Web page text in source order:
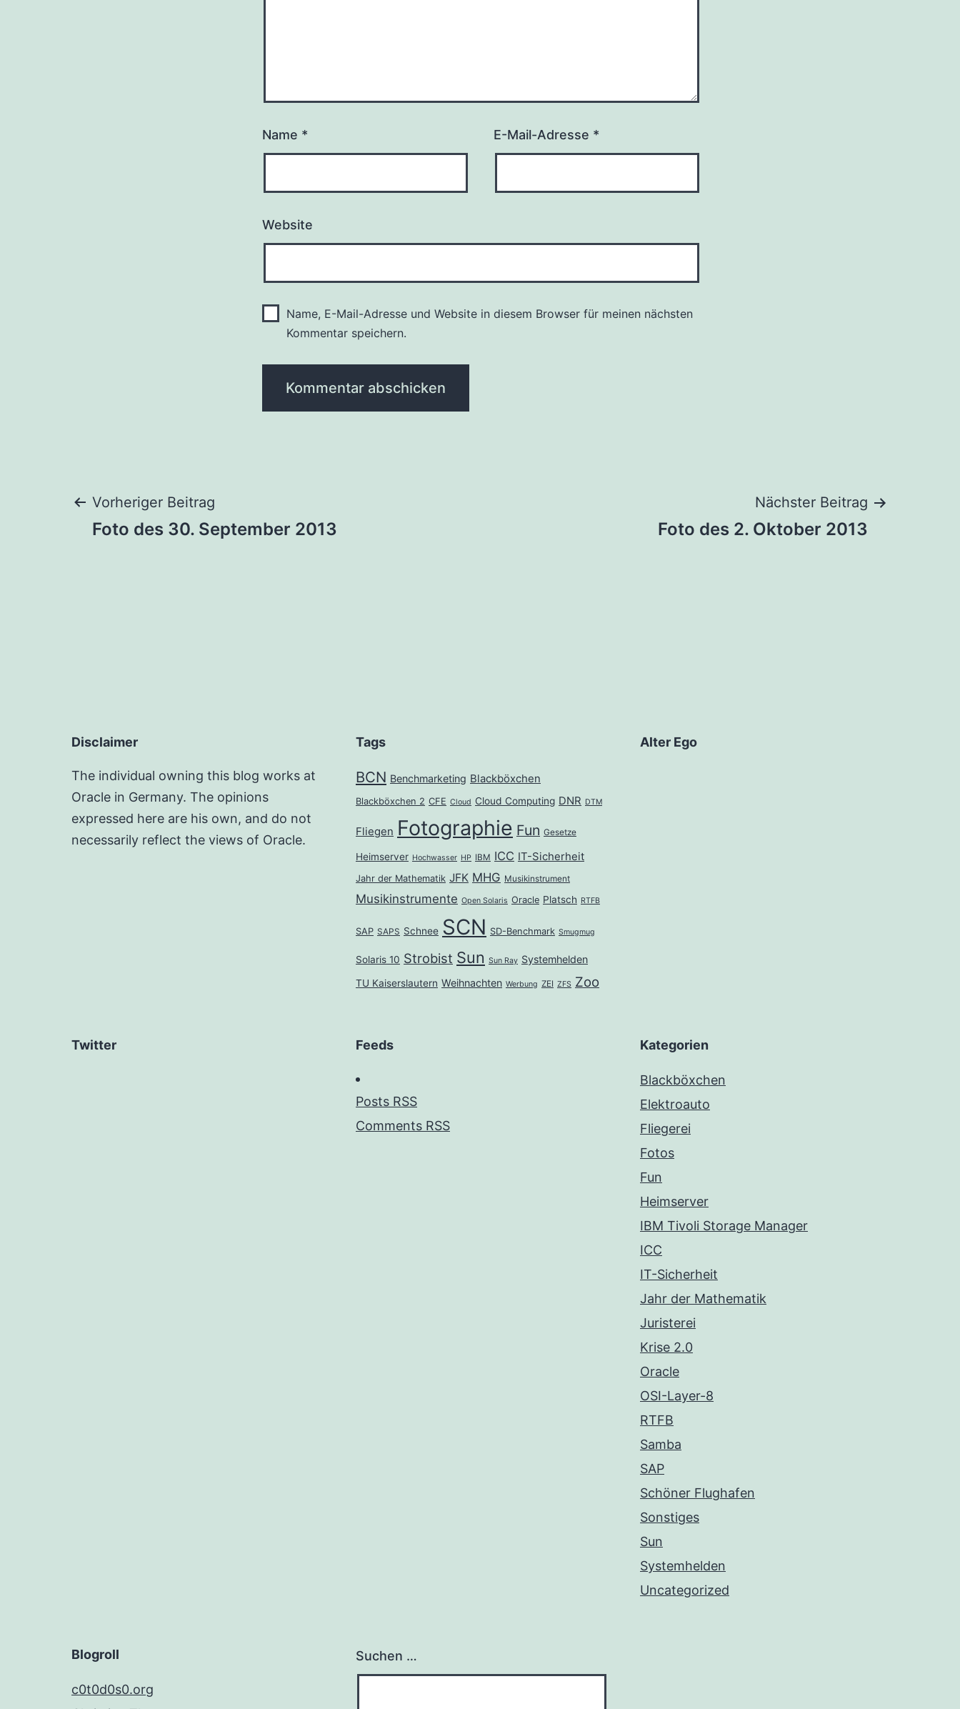
Name * E-Mail-Adresse *
Website
Name, E-Mail-Adresse und Website in diesem Browser für meinen nächsten
Kommentar speichern.
Beitragsnavigation
Vorheriger Beitrag
Foto des 30. September 2013
Nächster Beitrag
Foto des 2. Oktober 2013
Disclaimer
The individual owning this blog works at
Oracle in Germany. The opinions
expressed here are his own, and do not
necessarily reflect the views of Oracle.
Tags
BCN Benchmarketing Blackböxchen
Blackböxchen 2 CFE Cloud Cloud Computing DNR DTM
Fliegen Fotographie Fun Gesetze
Heimserver Hochwasser HP IBM ICC IT-Sicherheit
Jahr der Mathematik JFK MHG Musikinstrument
Musikinstrumente Open Solaris Oracle Platsch RTFB
SAP SAPS Schnee SCN SD-Benchmark Smugmug
Solaris 10 Strobist Sun Sun Ray Systemhelden
TU Kaiserslautern Weihnachten Werbung ZEI ZFS Zoo
Alter Ego
Twitter Feeds
Posts RSS
Comments RSS
Kategorien
Blackböxchen
Elektroauto
Fliegerei
Fotos
Fun
Heimserver
IBM Tivoli Storage Manager
ICC
IT-Sicherheit
Jahr der Mathematik
Juristerei
Krise 2.0
Oracle
OSI-Layer-8
RTFB
Samba
SAP
Schöner Flughafen
Sonstiges
Sun
Systemhelden
Uncategorized
Blogroll
c0t0d0s0.org
Suchen …